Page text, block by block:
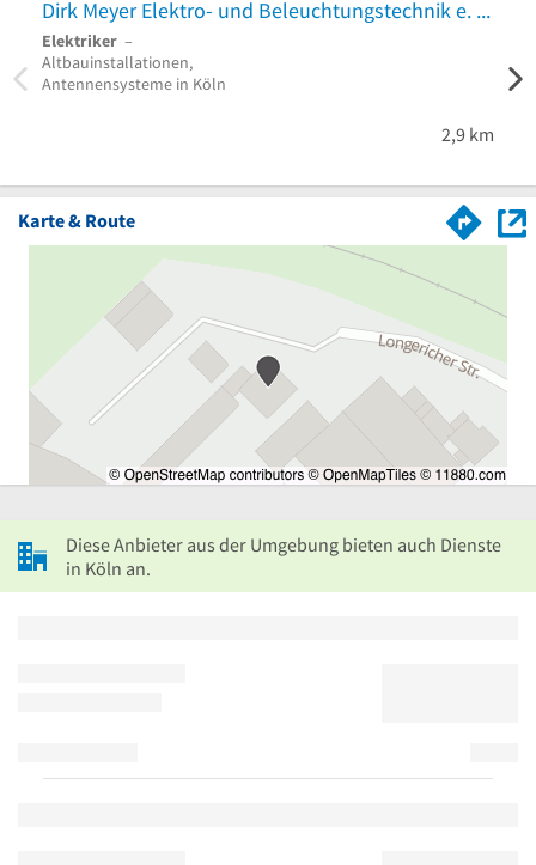
Dirk Meyer Elektro- und Beleuchtungstechnik e. K.
Elektriker –
Altbauinstallationen,
Antennensysteme in Köln
2,9 km
Karte & Route
Diese Anbieter aus der Umgebung bieten auch Dienste
in Köln an.